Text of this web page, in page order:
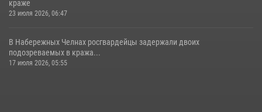
краже
23 июля 2026, 06:47
В Набережных Челнах росгвардейцы задержали двоих
подозреваемых в кража...
17 июля 2026, 05:55